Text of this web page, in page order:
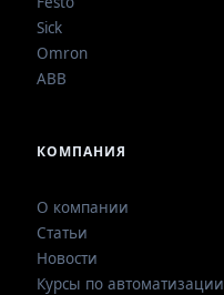
Sick
Omron
ABB
КОМПАНИЯ
О компании
Статьи
Новости
Курсы по